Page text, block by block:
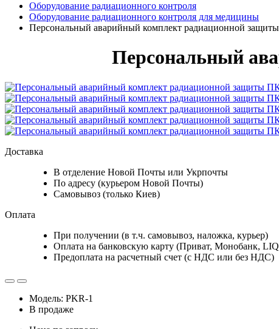
Оборудование радиационного контроля
Оборудование радиационного контроля для медицины
Персональный аварийный комплект радиационной
Персональный
Доставка
В отделение Новой Почты или Укрпочты
По адресу (курьером Новой Почты)
Самовывоз (только Киев)
Оплата
При получении (в т.ч. самовывоз, наложка, курьер)
Оплата на банковскую карту (Приват, Монобанк,
Предоплата на расчетный счет (с НДС или без НДС)
Модель: PKR-1
В продаже